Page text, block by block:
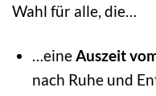
Wahl für alle, die…
…eine Auszeit
nach Ruhe und